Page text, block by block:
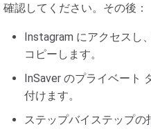
確認してください。その後：
Instagram にアクセスし
コピーします。
InSaver のプライベート
付けます。
ステップバイステップ